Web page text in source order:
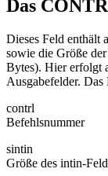
Das
Dieses Feld enthält
sowie die Größe
Bytes). Hier erfolgt
Ausgabefelder. Das
contrl
Befehlsnummer
sintin
Größe des intin-